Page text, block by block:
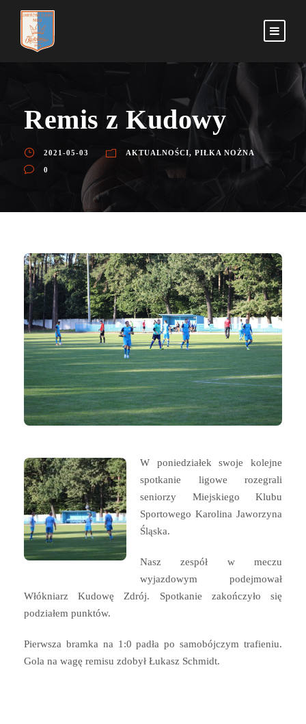
Remis z Kudowy
2021-05-03 AKTUALNOŚCI, PIŁKA NOŻNA
0
W poniedziałek swoje kolejne
spotkanie ligowe rozegrali
seniorzy Miejskiego Klubu
Sportowego Karolina Jaworzyna
Śląska.
Nasz zespół w meczu
wyjazdowym podejmował
Włókniarz Kudowę Zdrój. Spotkanie zakończyło się
podziałem punktów.
Pierwsza bramka na 1:0 padła po samobójczym trafieniu.
Gola na wagę remisu zdobył Łukasz Schmidt.